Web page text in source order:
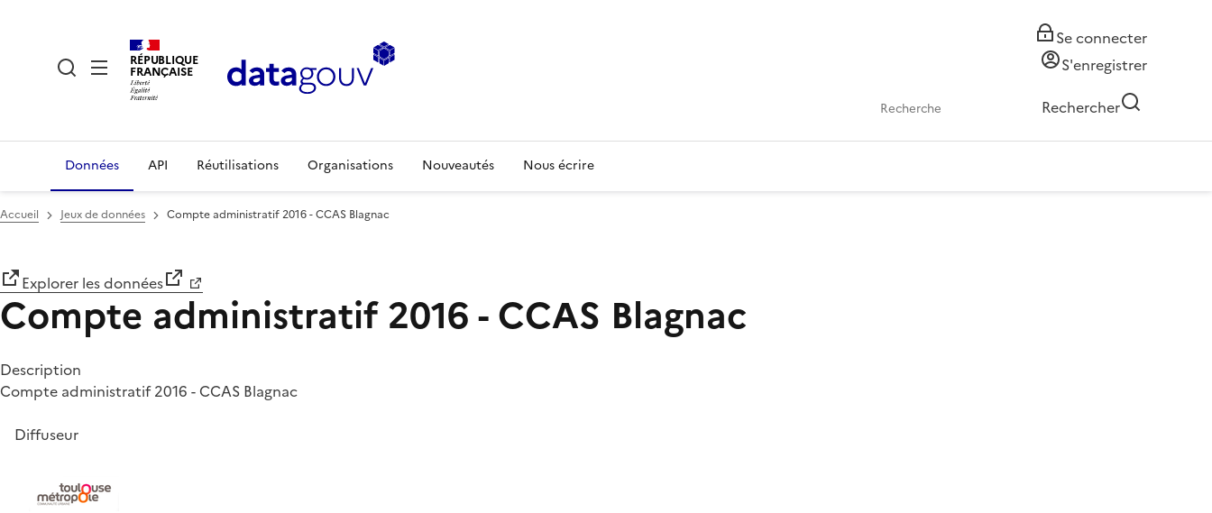
RÉPUBLIQUE
FRANÇAISE
Se connecter
S'enregistrer
Rechercher
Données API Réutilisations Organisations Nouveautés Nous écrire
Accueil Jeux de données Compte administratif 2016 - CCAS Blagnac
Explorer les données
Compte administratif 2016 - CCAS Blagnac
Description
Compte administratif 2016 - CCAS Blagnac
Diffuseur